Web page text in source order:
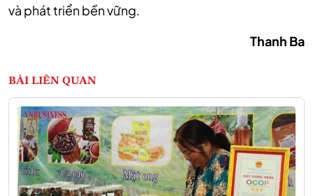
và phát triển bền vững.
Thanh Ba
BÀI LIÊN QUAN